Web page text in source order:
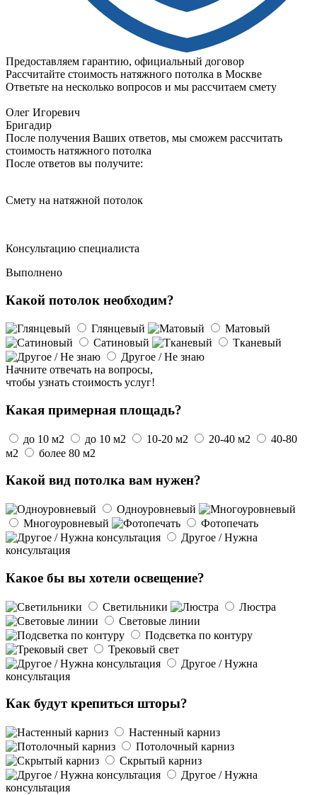
Предоставляем гарантию, официальный договор
Рассчитайте стоимость натяжного потолка в Москве
Ответьте на несколько вопросов и мы рассчитаем смету
Олег Игоревич
Бригадир
После получения Ваших ответов, мы сможем рассчитать
стоимость натяжного потолка
После ответов вы получите:
Смету на натяжной потолок
Консультацию специалиста
Выполнено
Какой потолок необходим?
Глянцевый
Матовый
Сатиновый
Тканевый
Другое / Не знаю
Начните отвечать на вопросы,
чтобы узнать стоимость услуг!
Какая примерная площадь?
до 10 м2 до 10 м2 10-20 м2 20-40 м2
40-80
м2
более 80 м2
Какой вид потолка вам нужен?
Одноуровневый
Многоуровневый
Фотопечать
Другое / Нужна
консультация
Какое бы вы хотели освещение?
Светильники
Люстра
Световые линии
Подсветка по контуру
Трековый свет
Другое / Нужна
консультация
Как будут крепиться шторы?
Настенный карниз
Потолочный карниз
Скрытый карниз
Другое / Нужна
консультация